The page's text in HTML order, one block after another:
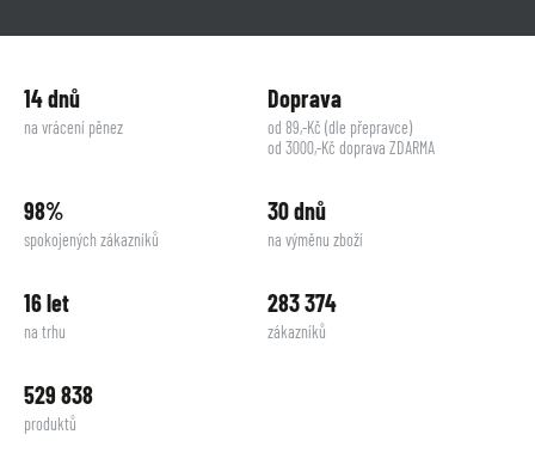
14 dnů
na vrácení pěnez
Doprava
od 89,-Kč (dle přepravce)
od 3000,-Kč doprava ZDARMA
98%
spokojených zákazníků
30 dnů
na výměnu zboží
16 let
na trhu
283 374
zákazníků
529 838
produktů